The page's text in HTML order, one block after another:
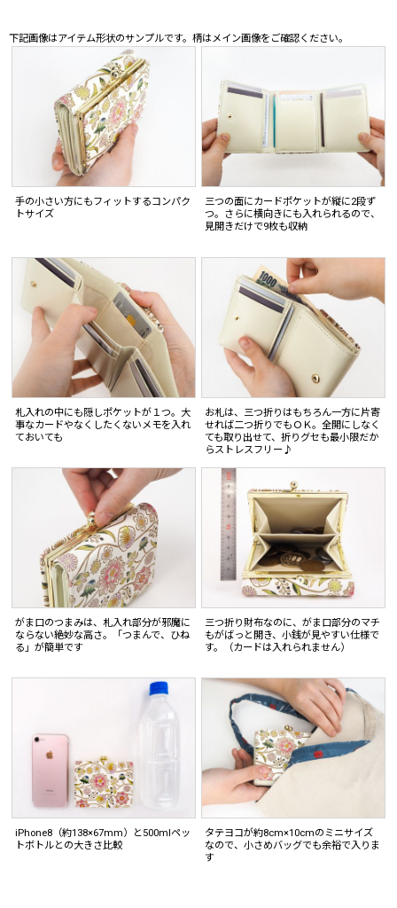
下記画像はアイテム形状のサンプルです。柄はメイン画像をご確認ください。
手の小さい方にもフィットするコンパク
トサイズ
三つの面にカードポケットが縦に2段ず
つ。さらに横向きにも入れられるので、
見開きだけで9枚も収納
札入れの中にも隠しポケットが１つ。大
事なカードやなくしたくないメモを入れ
ておいても
お札は、三つ折りはもちろん一方に片寄
せれば二つ折りでもＯＫ。全開にしなく
ても取り出せて、折りグセも最小限だか
らストレスフリー♪
がま口のつまみは、札入れ部分が邪魔に
ならない絶妙な高さ。「つまんで、ひね
る」が簡単です
三つ折り財布なのに、がま口部分のマチ
もがばっと開き、小銭が見やすい仕様で
す。（カードは入れられません）
iPhone8（約138×67mm）と500mlペッ
トボトルとの大きさ比較
タテヨコが約8cm×10cmのミニサイズ
なので、小さめバッグでも余裕で入りま
す